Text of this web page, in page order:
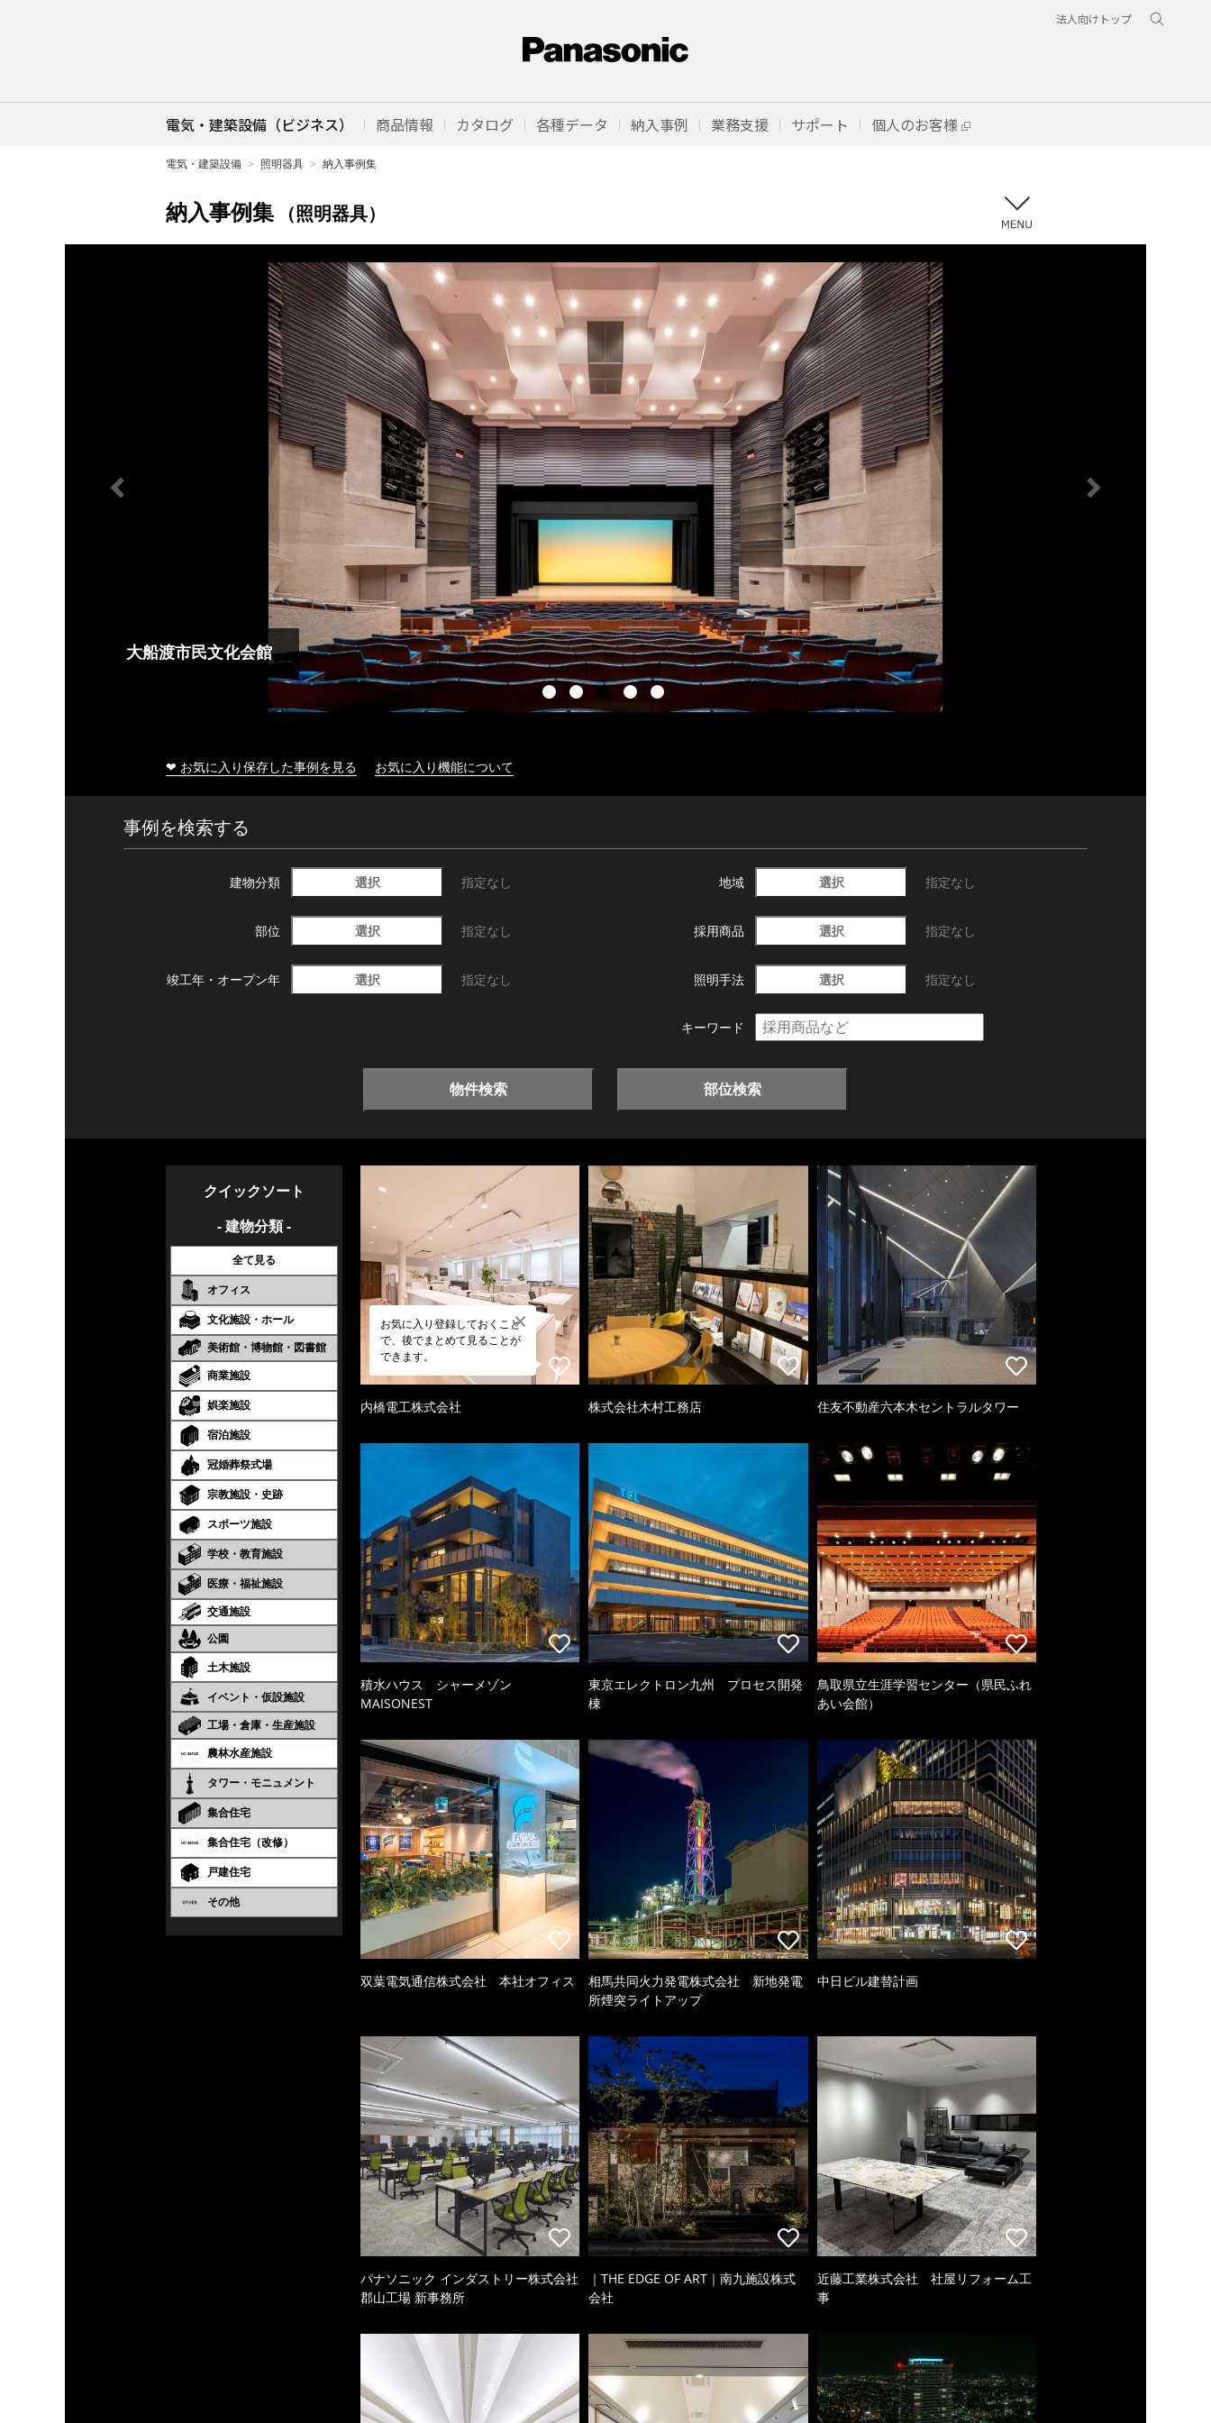
法人向けトップ
電気・建築設備（ビジネス） 商品情報 カタログ 各種データ 納入事例 業務支援 サポート 個人のお客様
電気・建築設備 照明器具 納入事例集
納入事例集 （照明器具）
大船渡市民文化会館
❤ お気に入り保存した事例を見る お気に入り機能について
事例を検索する
建物分類 選択 指定なし 地域 選択 指定なし
部位 選択 指定なし 採用商品 選択 指定なし
竣工年・ オープン年 選択 指定なし 照明手法 選択 指定なし
キーワード
物件検索 部位検索
クイックソート
- 建物分類 -
全て見る
オフィス
文化施設・ホール
美術館・博物館・図書館
商業施設
娯楽施設
宿泊施設
冠婚葬祭式場
宗教施設・史跡
スポーツ施設
学校・教育施設
医療・福祉施設
交通施設
公園
土木施設
イベント・仮設施設
工場・倉庫・生産施設
農林水産施設
タワー・モニュメント
集合住宅
集合住宅（改修）
戸建住宅
その他
お気に入り登録しておくこと
で、後でまとめて見ることが
できます。
内橋電工株式会社 株式会社木村工務店 住友不動産六本木セントラルタワー
積水ハウス シャーメゾン
MAISONEST
東京エレクトロン九州 プロセス開発
棟
鳥取県立生涯学習センター（県民ふれ
あい会館）
双葉電気通信株式会社 本社オフィス
相馬共同火力発電株式会社 新地発電
所煙突ライトアップ
中日ビル建替計画
パナソニック インダストリー株式会社
郡山工場 新事務所
｜THE EDGE OF ART｜南九施設株式
会社
近藤工業株式会社 社屋リフォーム工
事